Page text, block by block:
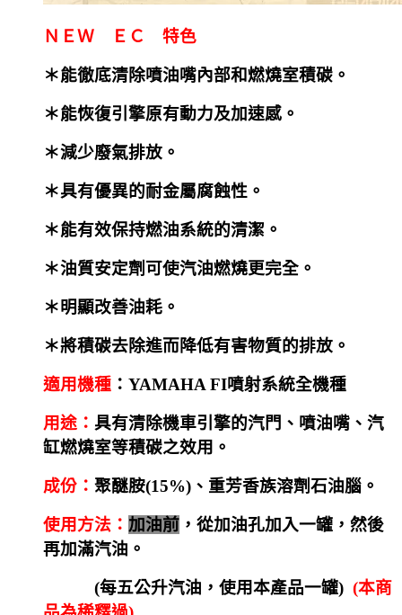
ＮＥＷ ＥＣ 特色
＊能徹底清除噴油嘴內部和燃燒室積碳。
＊能恢復引擎原有動力及加速感。
＊減少廢氣排放。
＊具有優異的耐金屬腐蝕性。
＊能有效保持燃油系統的清潔。
＊油質安定劑可使汽油燃燒更完全。
＊明顯改善油耗。
＊將積碳去除進而降低有害物質的排放。
適用機種 ：YAMAHA FI噴射系統全機種
用途： 具有清除機車引擎的汽門、噴油嘴、汽
缸燃燒室等積碳之效用。
成份： 聚醚胺(15%) 、重芳香族溶劑石油腦。
使用方法： 加油前 ，從加油孔加入一罐，然後
再加滿汽油。
(每五公升汽油，使用本產品一罐) (本商